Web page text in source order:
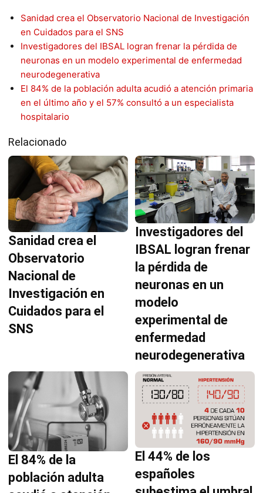
Sanidad crea el Observatorio Nacional de Investigación
en Cuidados para el SNS
Investigadores del IBSAL logran frenar la pérdida de
neuronas en un modelo experimental de enfermedad
neurodegenerativa
El 84% de la población adulta acudió a atención primaria
en el último año y el 57% consultó a un especialista
hospitalario
Relacionado
Sanidad crea el
Observatorio
Nacional de
Investigación en
Cuidados para el
SNS
Investigadores del
IBSAL logran frenar
la pérdida de
neuronas en un
modelo
experimental de
enfermedad
neurodegenerativa
El 84% de la
población adulta
El 44% de los
españoles